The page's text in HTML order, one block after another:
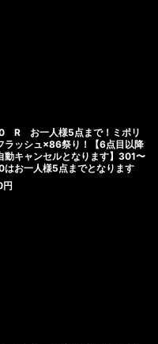
R お一人様5点まで！ミポリ
ラッシュ×86祭り！【6点目以降
動キャンセルとなります】301〜
はお一人様5点までとなります
円